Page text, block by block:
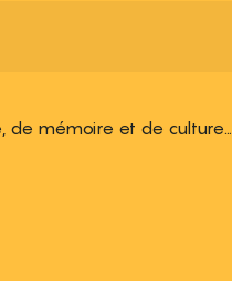
de mémoire et de culture…